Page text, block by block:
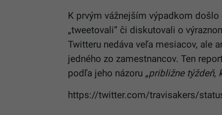
K prvým vážnejším výpadkom
„tweetovali“ či diskutovali o
Twitteru nedáva veľa mesiacov, ale
jedného zo zamestnancov. Ten
podľa jeho názoru „približne týždeň,
https://twitter.com/travisakers/